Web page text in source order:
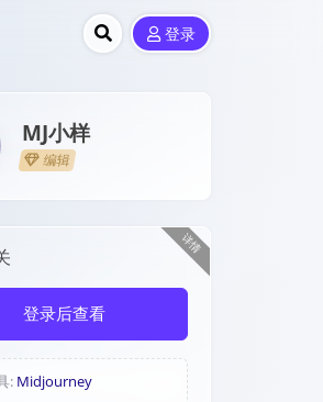
登录
MJ小样
编辑
详情
登录后查看
: Midjourney